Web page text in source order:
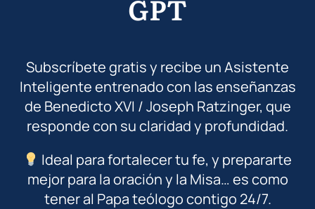
GPT
Subscríbete gratis y recibe un Asistente
Inteligente entrenado con las enseñanzas
de Benedicto XVI / Joseph Ratzinger, que
responde con su claridad y profundidad.
Ideal para fortalecer tu fe, y prepararte
mejor para la oración y la Misa… es como
tener al Papa teólogo contigo 24/7.